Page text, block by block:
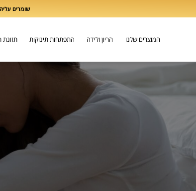
שומרים
המוצרים שלנו הריון ולידה התפתחות תינוקות תזונת